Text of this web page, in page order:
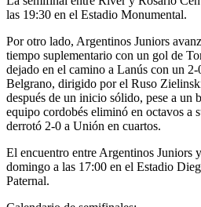
las 19:30 en el Estadio Monumental.
Por otro lado, Argentinos Juniors
tiempo suplementario con un gol de
dejado en el camino a Lanús con un 2-
Belgrano, dirigido por el Ruso
después de un inicio sólido, pese a un
equipo cordobés eliminó en octavos a
derrotó 2-0 a Unión en cuartos.
El encuentro entre Argentinos Juniors
domingo a las 17:00 en el Estadio
Paternal.